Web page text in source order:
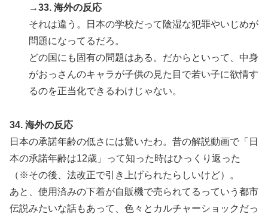
→33. 海外の反応
それは違う。日本の学校だって陰湿な犯罪やいじめが
問題になってるだろ。
どの国にも固有の問題はある。だからといって、中身
がおっさんのキャラが子供の見た目で若い子に欲情す
るのを正当化できるわけじゃない。
34. 海外の反応
日本の承諾年齢の低さには驚いたわ。昔の解説動画で「日
本の承諾年齢は12歳」って知った時はひっくり返った
（※その後、法改正で引き上げられたらしいけど）。
あと、使用済みの下着が自販機で売られてるっていう都市
伝説みたいな話もあって、色々とカルチャーショックだっ